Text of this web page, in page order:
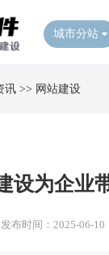
城市分站
讯 >> 网站建设
设为企业
发布时间：2025-06-10